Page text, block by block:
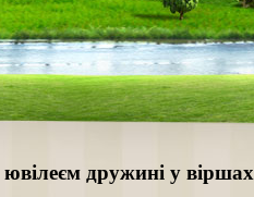
дружині у віршах